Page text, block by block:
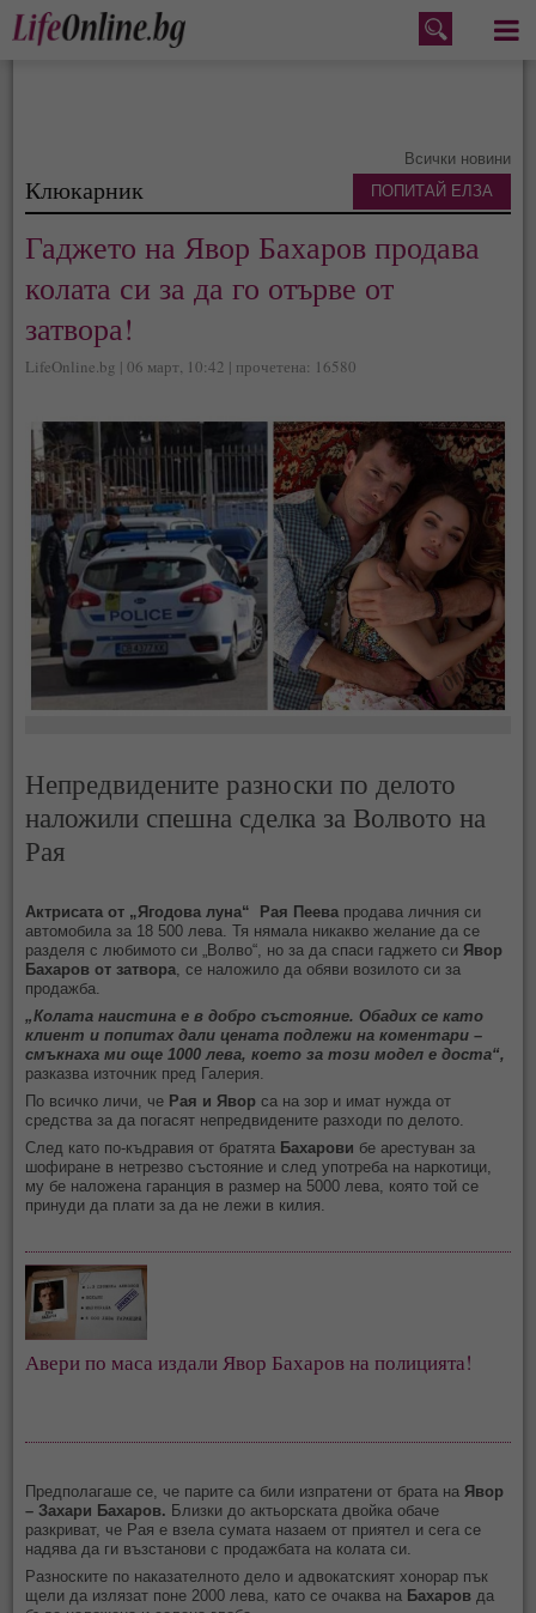
Меню
Всички новини
Клюкарник
Гаджето на Явор Бахаров продава
колата си за да го отърве от
затвора!
LifeOnline.bg | 06 март, 10:42 | прочетена: 16580
Непредвидените разноски по делото
наложили спешна сделка за Волвото на
Рая
Актрисата от „Ягодова луна“ Рая Пеева продава личния си
автомобила за 18 500 лева. Тя нямала никакво желание да се
разделя с любимото си „Волво“, но за да спаси гаджето сиЯвор
Бахаров от затвора, се наложило да обяви возилото си за
продажба.
„Колата наистина е в добро състояние. Обадих се като
клиент и попитах дали цената подлежи на коментари –
смъкнаха ми още 1000 лева, което за този модел е доста“,
разказва източник пред Галерия.
По всичко личи, че Рая и Явор са на зор и имат нужда от
средства за да погасят непредвидените разходи по делото.
След като по-къдравия от братята Бахарови бе арестуван за
шофиране в нетрезво състояние и след употреба на наркотици,
му бе наложена гаранция в размер на 5000 лева, която той се
принуди да плати за да не лежи в килия.
Авери по маса издали Явор Бахаров на полицията!
Предполагаше се, че парите са били изпратени от брата на Явор
– Захари Бахаров. Близки до актьорската двойка обаче
разкриват, че Рая е взела сумата назаем от приятел и сега се
надява да ги възстанови с продажбата на колата си.
Разноските по наказателното дело и адвокатският хонорар пък
щели да излязат поне 2000 лева, като се очаква на Бахаров да
ПОПИТАЙ ЕЛЗА